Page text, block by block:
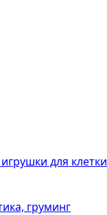
для клетки
груминг